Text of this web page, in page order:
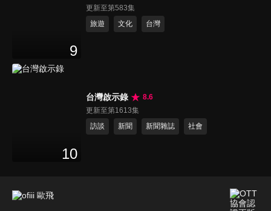
9
更新至第583集
旅遊
文化 台灣
10
台灣啟示錄
8.6
更新至第1613集
訪談
新聞 新聞雜誌 社會